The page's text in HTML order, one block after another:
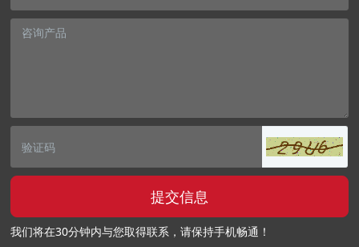
提交信息
我们将在30分钟内与您取得联系，请保持手机畅通！